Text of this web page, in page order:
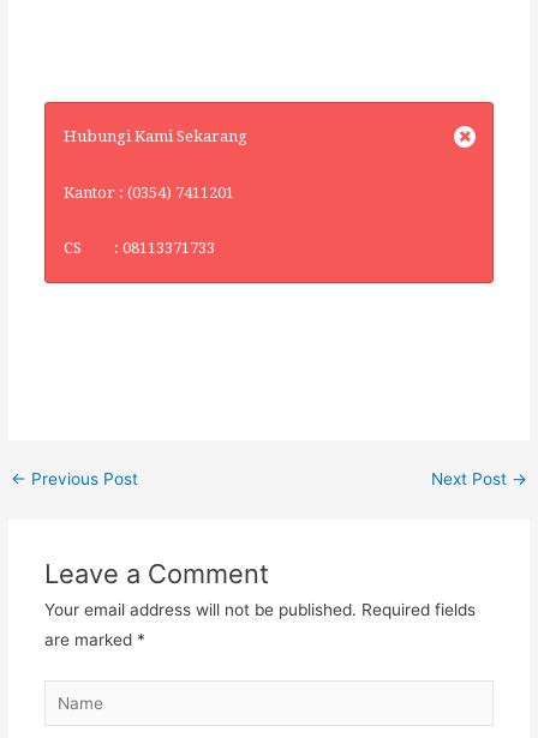
Hubungi Kami Sekarang
Kantor : (0354) 7411201
CS : 08113371733
← Previous Post Next Post →
Leave a Comment
Your email address will not be published. Required fields
are marked *
Name